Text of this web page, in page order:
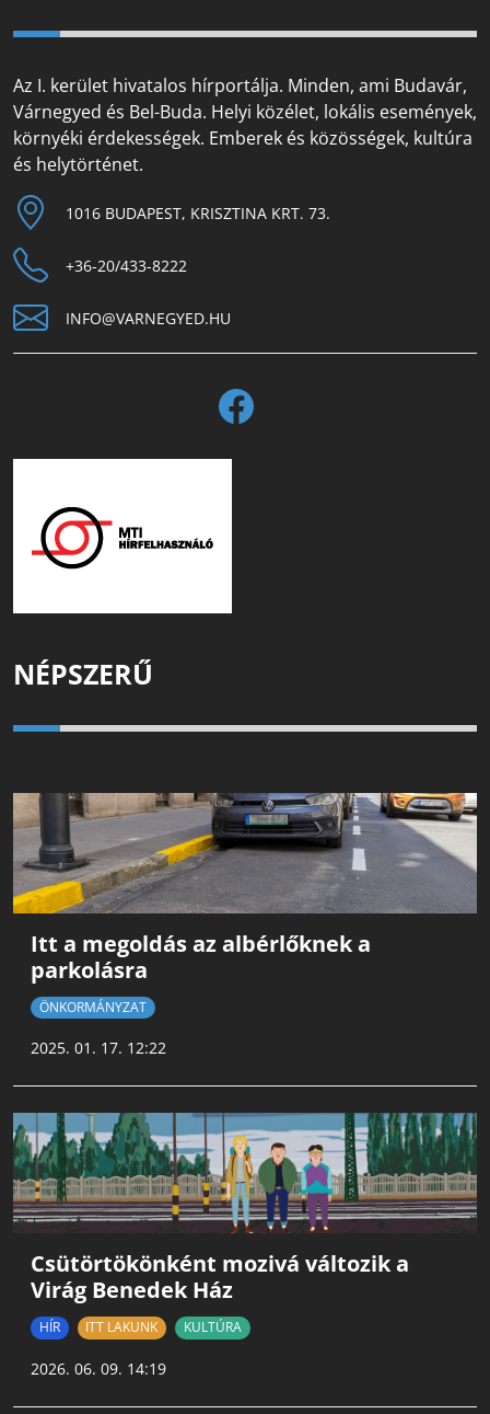
Az I. kerület hivatalos hírportálja. Minden, ami Budavár,
Várnegyed és Bel-Buda. Helyi közélet, lokális események,
környéki érdekességek. Emberek és közösségek, kultúra
és helytörténet.
1016 BUDAPEST, KRISZTINA KRT. 73.
+36-20/433-8222
INFO@VARNEGYED.HU
NÉPSZERŰ
Itt a megoldás az albérlőknek a
parkolásra
ÖNKORMÁNYZAT
2025. 01. 17. 12:22
Csütörtökönként mozivá változik a
Virág Benedek Ház
HÍR ITT LAKUNK KULTÚRA
2026. 06. 09. 14:19